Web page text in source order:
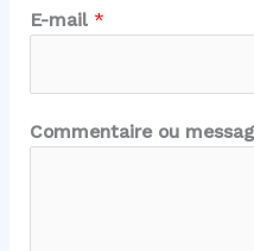
l
m
s
s
a
E-mail *
Commentaire ou